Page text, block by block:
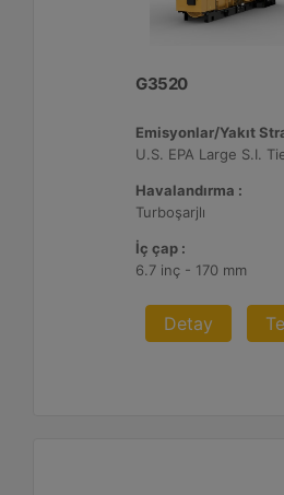
G3520
Emisyonlar/Yakıt
Havalandırma :
Turboşarjlı
İç çap :
6.7 inç - 170 mm
Detay